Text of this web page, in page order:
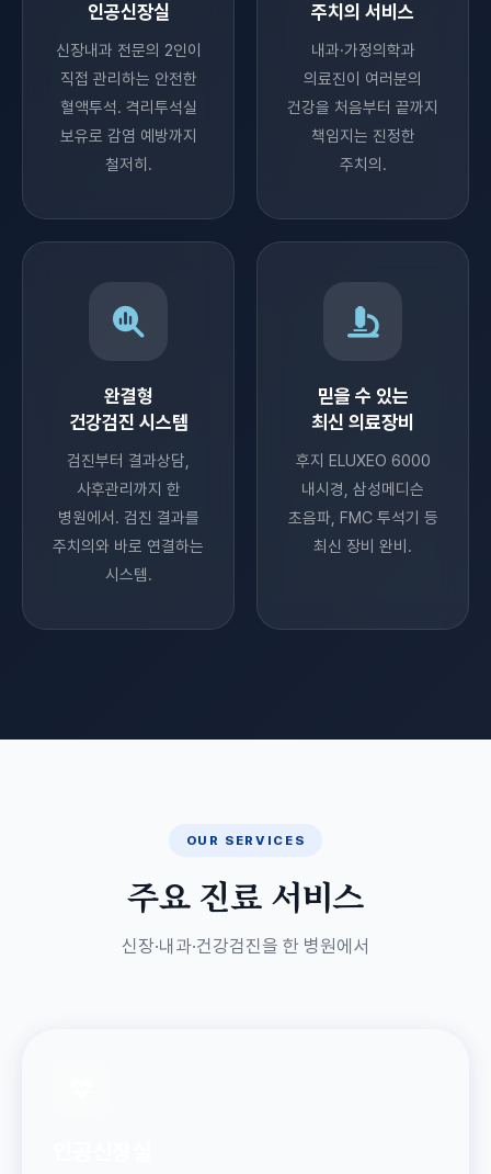
인공신장실
신장내과 전문의 2인이
직접 관리하는 안전한
혈액투석. 격리투석실
보유로 감염 예방까지
철저히.
주치의 서비스
내과·가정의학과
의료진이 여러분의
건강을 처음부터 끝까지
책임지는 진정한
주치의.
완결형
건강검진 시스템
검진부터 결과상담,
사후관리까지 한
병원에서. 검진 결과를
주치의와 바로 연결하는
시스템.
믿을 수 있는
최신 의료장비
후지 ELUXEO 6000
내시경, 삼성메디슨
초음파, FMC 투석기 등
최신 장비 완비.
OUR SERVICES
주요 진료 서비스
신장·내과·건강검진을 한 병원에서